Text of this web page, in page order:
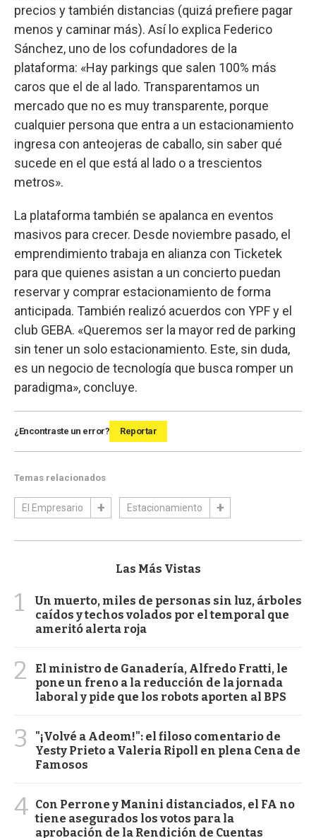
precios y también distancias (quizá prefiere pagar
menos y caminar más). Así lo explica Federico
Sánchez, uno de los cofundadores de la
plataforma: «Hay parkings que salen 100% más
caros que el de al lado. Transparentamos un
mercado que no es muy transparente, porque
cualquier persona que entra a un estacionamiento
ingresa con anteojeras de caballo, sin saber qué
sucede en el que está al lado o a trescientos
metros».
La plataforma también se apalanca en eventos
masivos para crecer. Desde noviembre pasado, el
emprendimiento trabaja en alianza con Ticketek
para que quienes asistan a un concierto puedan
reservar y comprar estacionamiento de forma
anticipada. También realizó acuerdos con YPF y el
club GEBA. «Queremos ser la mayor red de parking
sin tener un solo estacionamiento. Este, sin duda,
es un negocio de tecnología que busca romper un
paradigma», concluye.
¿Encontraste un error? Reportar
Temas relacionados
El Empresario Estacionamiento
Las Más Vistas
1
Un muerto, miles de personas sin luz, árboles
caídos y techos volados por el temporal que
ameritó alerta roja
2
El ministro de Ganadería, Alfredo Fratti, le
pone un freno a la reducción de la jornada
laboral y pide que los robots aporten al BPS
3
"¡Volvé a Adeom!": el filoso comentario de
Yesty Prieto a Valeria Ripoll en plena Cena de
Famosos
4 Con Perrone y Manini distanciados, el FA no
tiene asegurados los votos para la
aprobación de la Rendición de Cuentas